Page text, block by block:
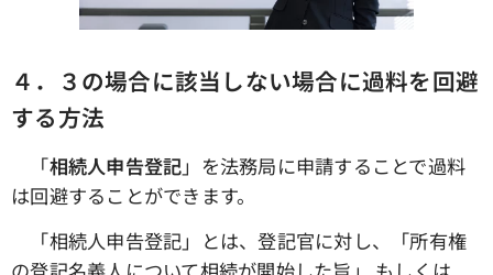
４．３の場合に該当しない場合に過料を回避
する方法
「相続人申告登記」を法務局に申請することで過料
は回避することができます。
「相続人申告登記」とは、登記官に対し、「所有権